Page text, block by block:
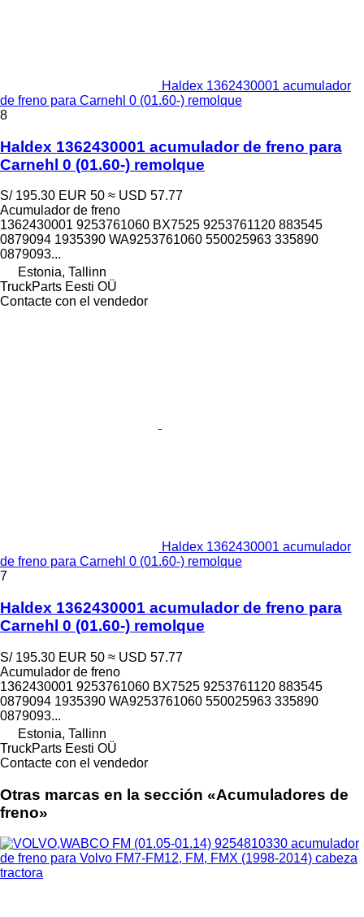
Haldex 1362430001 acumulador
de freno para Carnehl 0 (01.60-) remolque
8
Haldex 1362430001 acumulador de freno para
Carnehl 0 (01.60-) remolque
S/ 195.30 EUR 50 ≈ USD 57.77
Acumulador de freno
1362430001 9253761060 BX7525 9253761120 883545
0879094 1935390 WA9253761060 550025963 335890
0879093...
Estonia, Tallinn
TruckParts Eesti OÜ
Contacte con el vendedor
Haldex 1362430001 acumulador
de freno para Carnehl 0 (01.60-) remolque
7
Haldex 1362430001 acumulador de freno para
Carnehl 0 (01.60-) remolque
S/ 195.30 EUR 50 ≈ USD 57.77
Acumulador de freno
1362430001 9253761060 BX7525 9253761120 883545
0879094 1935390 WA9253761060 550025963 335890
0879093...
Estonia, Tallinn
TruckParts Eesti OÜ
Contacte con el vendedor
Otras marcas en la sección «Acumuladores de
freno»